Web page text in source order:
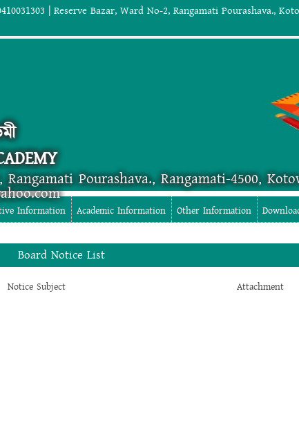
| Reserve Bazar, Ward No-2, Rangamati Pourashava.,
Rangamati Pourashava., Rangamati-4500,
Information Academic Information Other Information
Board Notice List
Notice Subject Attachment